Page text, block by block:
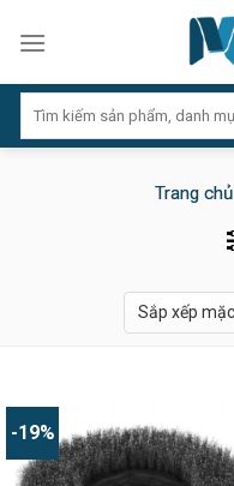
kiếm:
Trang chủ
-19%